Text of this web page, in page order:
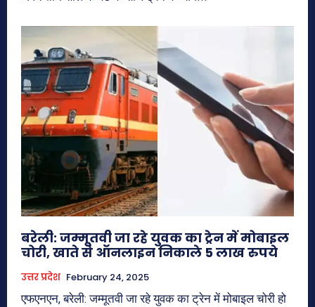
बरेली: जम्मूतवी जा रहे युवक का ट्रेन में मोबाइल
चोरी, खाते से ऑनलाइन निकाले 5 लाख रुपये
उत्तर प्रदेश February 24, 2025
एफएनएन, बरेली: जम्मूतवी जा रहे युवक का ट्रेन में मोबाइल चोरी हो